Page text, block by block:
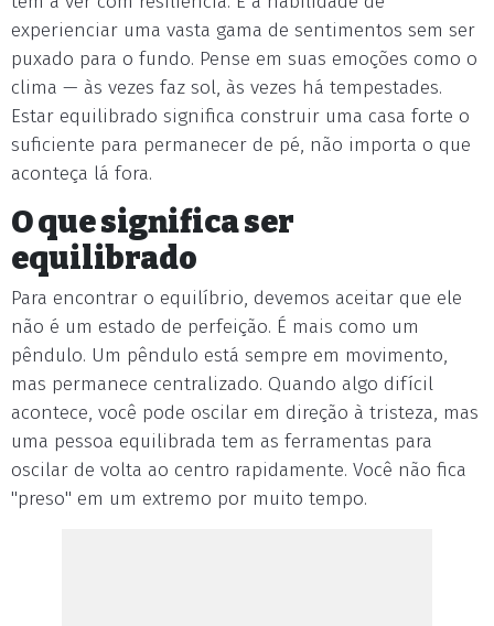
experienciar uma vasta gama de sentimentos sem ser
puxado para o fundo. Pense em suas emoções como o
clima — às vezes faz sol, às vezes há tempestades.
Estar equilibrado significa construir uma casa forte o
suficiente para permanecer de pé, não importa o que
aconteça lá fora.
O que significa ser
equilibrado
Para encontrar o equilíbrio, devemos aceitar que ele
não é um estado de perfeição. É mais como um
pêndulo. Um pêndulo está sempre em movimento,
mas permanece centralizado. Quando algo difícil
acontece, você pode oscilar em direção à tristeza, mas
uma pessoa equilibrada tem as ferramentas para
oscilar de volta ao centro rapidamente. Você não fica
"preso" em um extremo por muito tempo.